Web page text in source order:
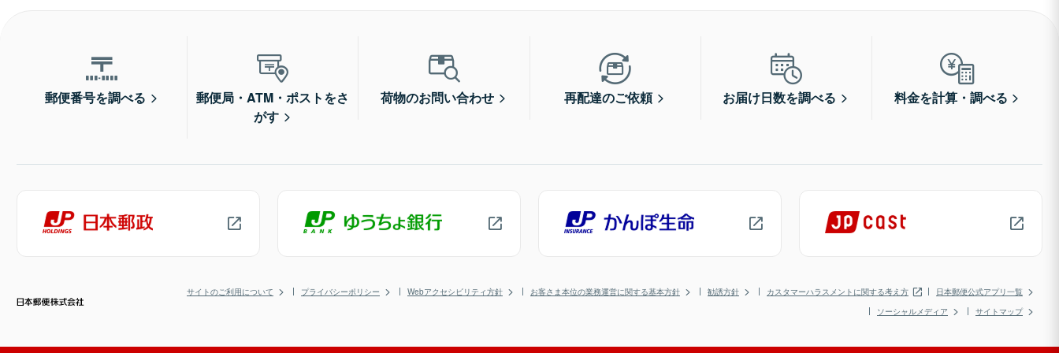
郵便番号を調べる
郵便局・ATM・ポストをさ
がす
荷物のお問い合わせ 再配達のご依頼 お届け日数を調べる 料金を計算・調べる
サイトのご利用について プライバシーポリシー Webアクセシビリティ方針 お客さま本位の業務運営に関する基本方針 勧誘方針 カスタマーハラスメントに関する考え方
日本郵便公式アプリ一覧
ソーシャルメディア
サイトマップ